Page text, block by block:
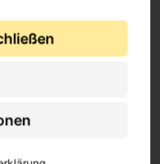
Wegen für